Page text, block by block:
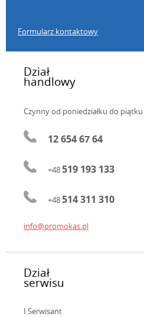
Formularz kontaktowy
Dział
handlowy
Czynny od poniedziałku do piątku
12 654 67 64
+48519 193 133
+48514 311 310
info@promokas.pl
Dział
serwisu
I Serwisant